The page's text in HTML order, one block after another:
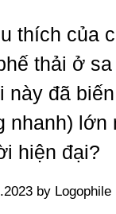
thích của
thải ở
này đã
nhanh) lớn
hiện đại?
by Logophile